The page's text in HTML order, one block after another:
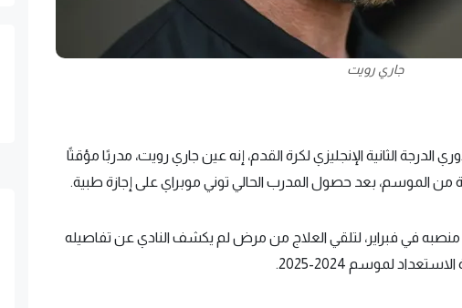
جاري رويت
الثانية الإنجليزي لكرة القدم، إنه عين جاري رويت، مدربًا مؤقتًا
من الموسم، بعد حصول المدرب الحالي توني موبراي على إجازة طبية.
في فبراير، لتلقي العلاج من مرض لم يكشف النادي عن تفاصيله
لموسم 2024-2025.